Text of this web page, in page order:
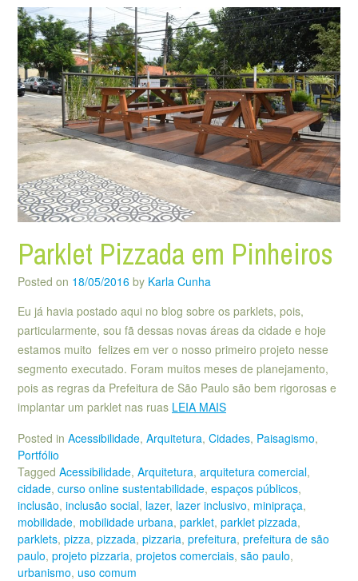
Parklet Pizzada em Pinheiros
Posted on 18/05/2016 by Karla Cunha
Eu já havia postado aqui no blog sobre os parklets, pois,
particularmente, sou fã dessas novas áreas da cidade e hoje
estamos muito felizes em ver o nosso primeiro projeto nesse
segmento executado. Foram muitos meses de planejamento,
pois as regras da Prefeitura de São Paulo são bem rigorosas e
implantar um parklet nas ruas LEIA MAIS
Posted in Acessibilidade, Arquitetura, Cidades, Paisagismo,
Portfólio
Tagged Acessibilidade, Arquitetura, arquitetura comercial,
cidade, curso online sustentabilidade, espaços públicos,
inclusão, inclusão social, lazer, lazer inclusivo, minipraça,
mobilidade, mobilidade urbana, parklet, parklet pizzada,
parklets, pizza, pizzada, pizzaria, prefeitura, prefeitura de são
paulo, projeto pizzaria, projetos comerciais, são paulo,
urbanismo, uso comum